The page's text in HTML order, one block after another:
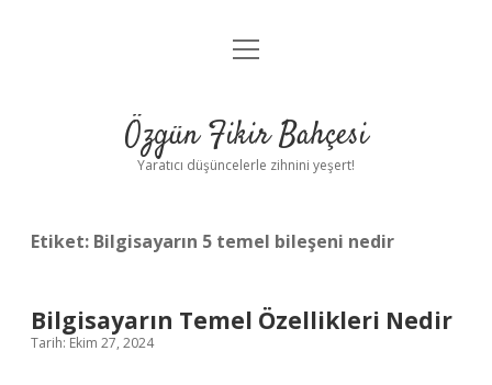
Anasayfa
Yasal Uyarı
menüyü
Özgün Fikir Bahçesi
Yaratıcı düşüncelerle zihnini yeşert!
Etiket: Bilgisayarın 5 temel bileşeni nedir
Bilgisayarın Temel Özellikleri Nedir
Tarih: Ekim 27, 2024